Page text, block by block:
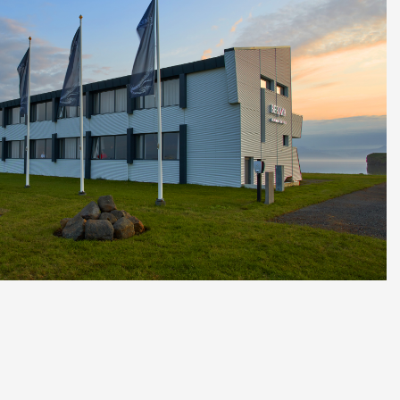
HÓTEL
TILBOÐ
Hótel Edda Egilsstaðir